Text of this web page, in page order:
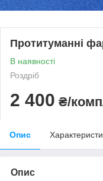
Протитуманні
В наявності
Роздріб
2 400 ₴/
Опис
Опис